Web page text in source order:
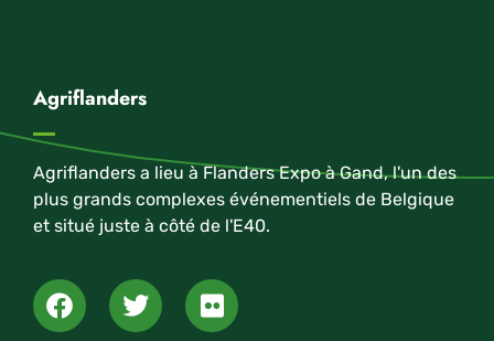
Agriflanders
Agriflanders a lieu à Flanders Expo à Gand, l'un des
plus grands complexes événementiels de Belgique
et situé juste à côté de l'E40.